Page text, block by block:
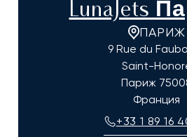
LunaJets
ПАРИЖ
9 Rue du
Saint-
Париж
Франция
+33 1 89 16